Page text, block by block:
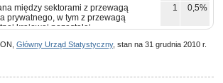
między sektorami z przewagą
prywatnego, w tym z przewagą
krajowej pozostałej
1 0,5%
osób prawnych 1 0,5%
Główny Urząd Statystyczny, stan na 31 grudnia 2010 r.